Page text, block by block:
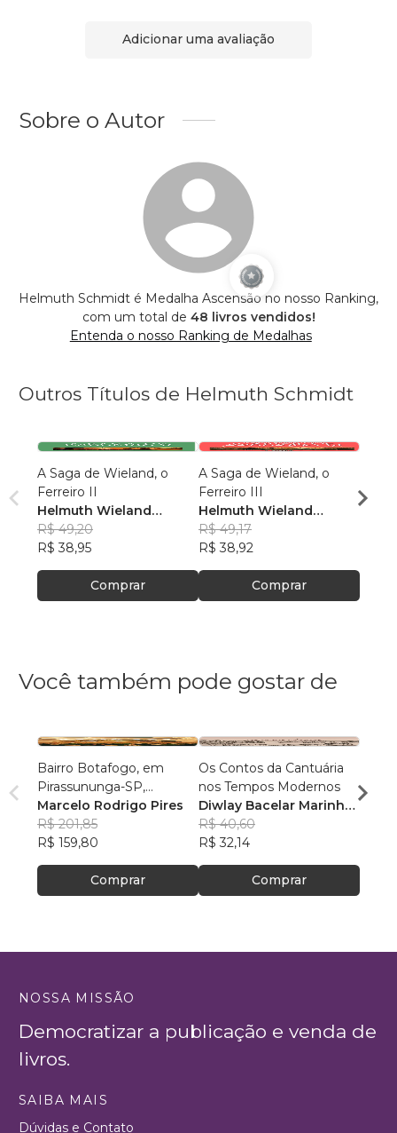
Adicionar uma avaliação
Sobre o Autor
Helmuth Schmidt é Medalha Ascensão no nosso Ranking,
com um total de 48 livros vendidos!
Entenda o nosso Ranking de Medalhas
Outros Títulos de Helmuth Schmidt
A Saga de Wieland, o
Ferreiro II
Helmuth Wieland
Schmidt
R$ 49,20
R$ 38,95
Comprar
A Saga de Wieland, o
Ferreiro III
Helmuth Wieland
Schmidt
R$ 49,17
R$ 38,92
Comprar
Você também pode gostar de
Bairro Botafogo, em
Pirassununga-SP,
Formado por Alemães,
Suíços, Brasileiros, e
Parentes da Atriz Cacilda
Becker
Marcelo Rodrigo Pires
R$ 201,85
R$ 159,80
Comprar
Os Contos da Cantuária
nos Tempos Modernos
Diwlay Bacelar Marinho,
+24
R$ 40,60
R$ 32,14
Comprar
Usar
NOSSA MISSÃO
Democratizar a publicação e venda de
livros.
SAIBA MAIS
Dúvidas e Contato